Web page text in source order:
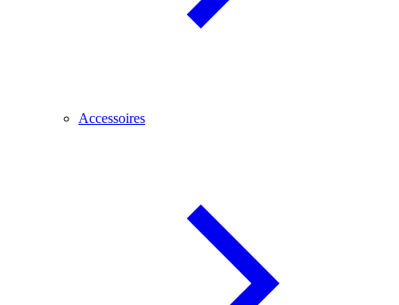
Accessoires